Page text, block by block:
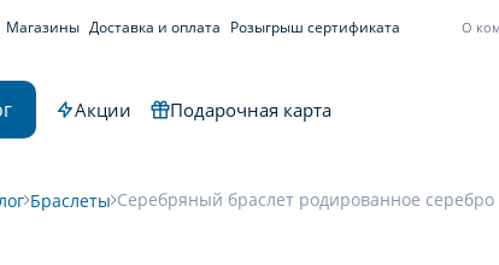
Магазины Доставка и оплата Розыгрыш сертификата О
Акции Подарочная карта
Браслеты Серебряный браслет родированное